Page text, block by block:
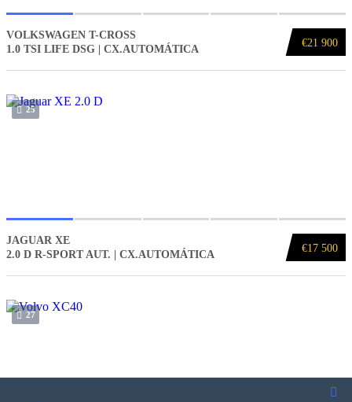
€21 900
VOLKSWAGEN T-CROSS
1.0 TSI LIFE DSG | CX.AUTOMÁTICA
25
€17 500
JAGUAR XE
2.0 D R-SPORT AUT. | CX.AUTOMÁTICA
27